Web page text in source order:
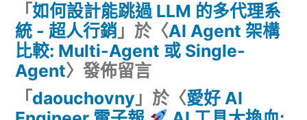
「 如何設計能跳過 LLM 的多代理系
統 - 超人行銷 」於〈AI Agent 架構
比較: Multi-Agent 或 Single-
Agent〉發佈留言
「 daouchovny 」於〈愛好 AI